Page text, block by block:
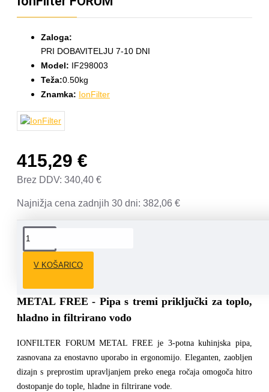
Zaloga:
PRI DOBAVITELJU 7-10 DNI
Model: IF298003
Teža:0.50kg
Znamka: IonFilter
415,29 €
Brez DDV: 340,40 €
Najnižja cena zadnjih 30 dni: 382,06 €
V KOŠARICO
KUHINJSKA PIPA IONFILTER FORUM
METAL FREE - Pipa s tremi priključki za toplo,
hladno in filtrirano vodo
IONFILTER FORUM METAL FREE je 3-potna kuhinjska pipa,
zasnovana za enostavno uporabo in ergonomijo. Eleganten, zaobljen
dizajn s preprostim upravljanjem preko enega ročaja omogoča hitro
dostopanje do tople, hladne in filtrirane vode.